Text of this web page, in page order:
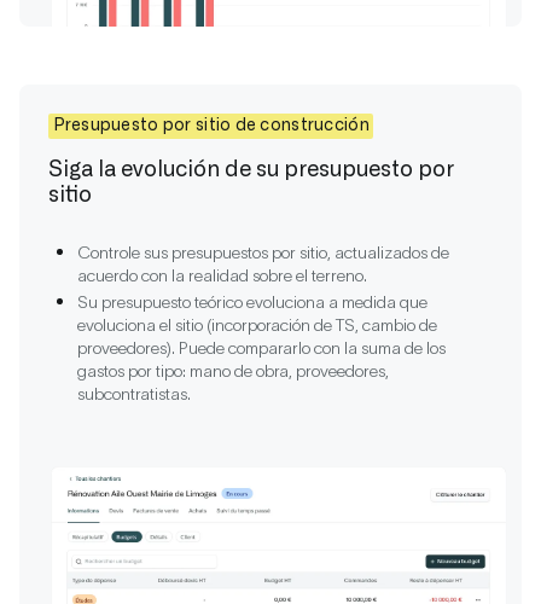
Presupuesto por sitio de construcción
Siga la evolución de su presupuesto por
sitio
Controle sus presupuestos por sitio, actualizados de
acuerdo con la realidad sobre el terreno.
Su presupuesto teórico evoluciona a medida que
evoluciona el sitio (incorporación de TS, cambio de
proveedores). Puede compararlo con la suma de los
gastos por tipo: mano de obra, proveedores,
subcontratistas.